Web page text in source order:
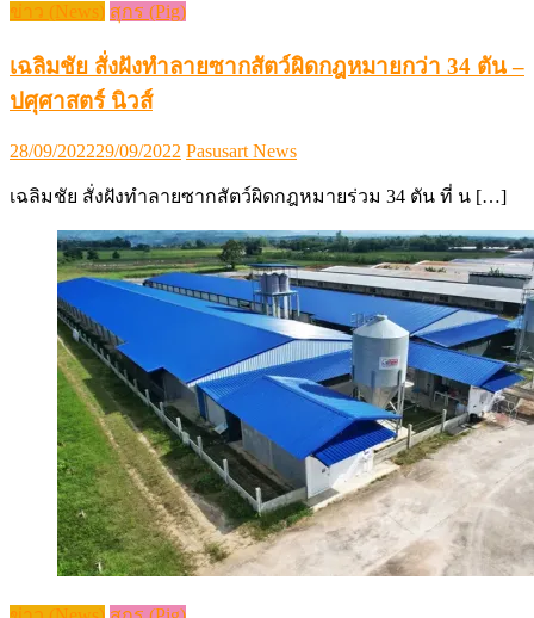
ข่าว (News) สุกร (Pig)
เฉลิมชัย สั่งฝังทำลายซากสัตว์ผิดกฎหมายกว่า 34 ตัน –
ปศุศาสตร์ นิวส์
Posted
28/09/202229/09/2022 Author
Pasusart News
เฉลิมชัย สั่งฝังทำลายซากสัตว์ผิดกฎหมายร่วม 34 ตัน ที่ น […]